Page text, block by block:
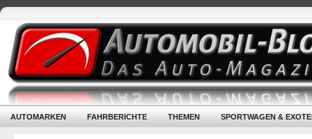
AUTOMARKEN FAHRBERICHTE THEMEN SPORTWAGEN &